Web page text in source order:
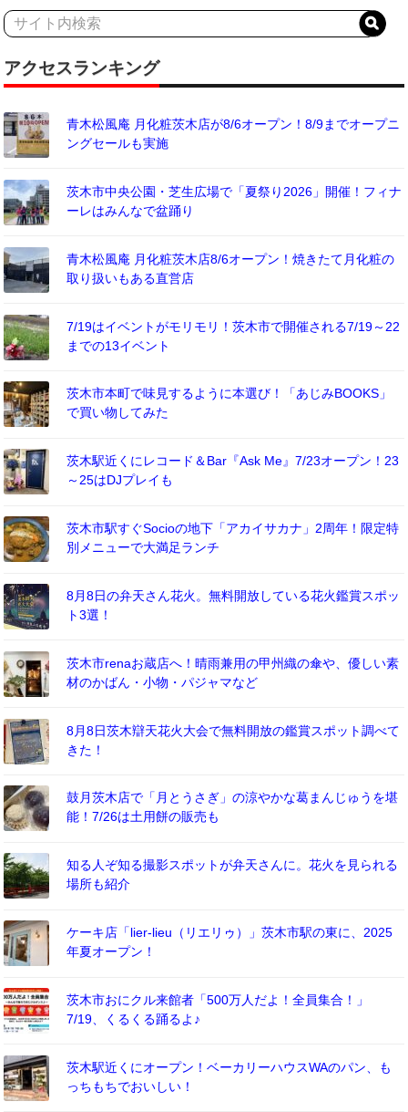
アクセスランキング
青木松風庵 月化粧茨木店が8/6オープン！8/9までオープニ
ングセールも実施
茨木市中央公園・芝生広場で「夏祭り2026」開催！フィナ
ーレはみんなで盆踊り
青木松風庵 月化粧茨木店8/6オープン！焼きたて月化粧の
取り扱いもある直営店
7/19はイベントがモリモリ！茨木市で開催される7/19～22
までの13イベント
茨木市本町で味見するように本選び！「あじみBOOKS」
で買い物してみた
茨木駅近くにレコード＆Bar『Ask Me』7/23オープン！23
～25はDJプレイも
茨木市駅すぐSocioの地下「アカイサカナ」2周年！限定特
別メニューで大満足ランチ
8月8日の弁天さん花火。無料開放している花火鑑賞スポッ
ト3選！
茨木市renaお蔵店へ！晴雨兼用の甲州織の傘や、優しい素
材のかばん・小物・パジャマなど
8月8日茨木辯天花火大会で無料開放の鑑賞スポット調べて
きた！
鼓月茨木店で「月とうさぎ」の涼やかな葛まんじゅうを堪
能！7/26は土用餅の販売も
知る人ぞ知る撮影スポットが弁天さんに。花火を見られる
場所も紹介
ケーキ店「lier-lieu（リエリゥ）」茨木市駅の東に、2025
年夏オープン！
茨木市おにクル来館者「500万人だよ！全員集合！」
7/19、くるくる踊るよ♪
茨木駅近くにオープン！ベーカリーハウスWAのパン、も
っちもちでおいしい！